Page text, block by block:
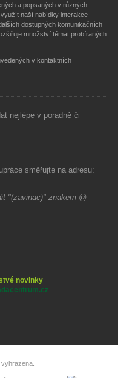
a popsaných v různých
naší nabídky interakce
dostupných komunikačních
množství témat probíraných
v kontaktních
nejlépe v poradně či
směřujte na adresu:
"(zavinac)" znakem @
novinky
vyhrazena.